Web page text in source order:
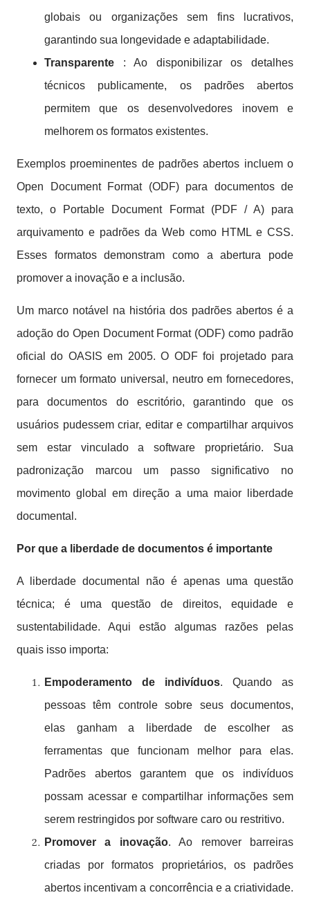
globais ou organizações sem fins lucrativos,
garantindo sua longevidade e adaptabilidade.
Transparente : Ao disponibilizar os detalhes
técnicos publicamente, os padrões abertos
permitem que os desenvolvedores inovem e
melhorem os formatos existentes.
Exemplos proeminentes de padrões abertos incluem o
Open Document Format (ODF) para documentos de
texto, o Portable Document Format (PDF / A) para
arquivamento e padrões da Web como HTML e CSS.
Esses formatos demonstram como a abertura pode
promover a inovação e a inclusão.
Um marco notável na história dos padrões abertos é a
adoção do Open Document Format (ODF) como padrão
oficial do OASIS em 2005. O ODF foi projetado para
fornecer um formato universal, neutro em fornecedores,
para documentos do escritório, garantindo que os
usuários pudessem criar, editar e compartilhar arquivos
sem estar vinculado a software proprietário. Sua
padronização marcou um passo significativo no
movimento global em direção a uma maior liberdade
documental.
Por que a liberdade de documentos é importante
A liberdade documental não é apenas uma questão
técnica; é uma questão de direitos, equidade e
sustentabilidade. Aqui estão algumas razões pelas
quais isso importa:
Empoderamento de indivíduos. Quando as
pessoas têm controle sobre seus documentos,
elas ganham a liberdade de escolher as
ferramentas que funcionam melhor para elas.
Padrões abertos garantem que os indivíduos
possam acessar e compartilhar informações sem
serem restringidos por software caro ou restritivo.
Promover a inovação. Ao remover barreiras
criadas por formatos proprietários, os padrões
abertos incentivam a concorrência e a criatividade.